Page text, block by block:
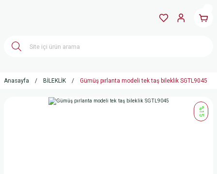
Anasayfa BİLEKLİK Gümüş pırlanta modeli tek taş bileklik SGTL9045
%15